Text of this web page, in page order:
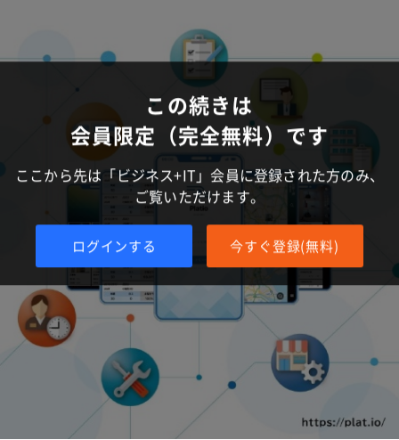
この続きは
会員限定（完全無料）です
ここから先は「ビジネス+IT」会員に登録された方のみ、
ご覧いただけます。
ログインする 今すぐ登録(無料)